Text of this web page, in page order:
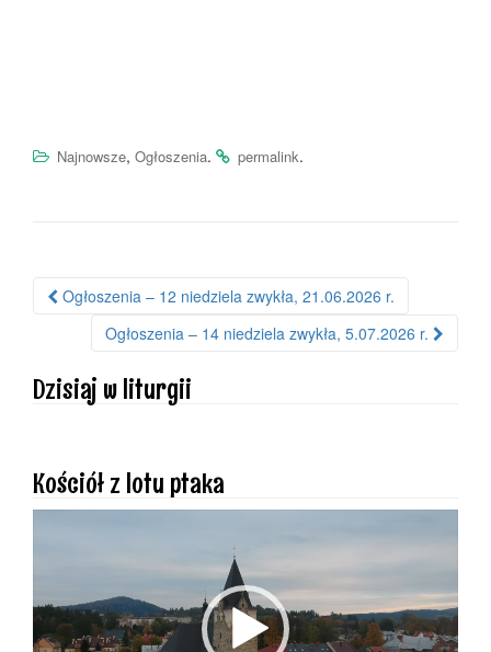
Najnowsze, Ogłoszenia. permalink.
Nawigacja po wpisie
Ogłoszenia – 12 niedziela zwykła, 21.06.2026 r.
Ogłoszenia – 14 niedziela zwykła, 5.07.2026 r.
Dzisiaj w liturgii
Kościół z lotu ptaka